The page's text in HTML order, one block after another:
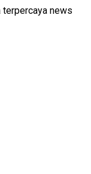
terpercaya news